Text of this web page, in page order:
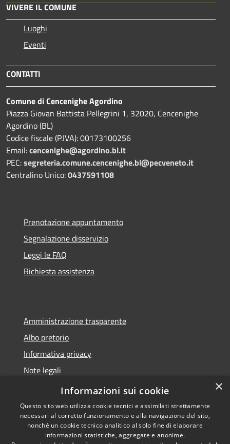
VIVERE IL COMUNE
Luoghi
Eventi
CONTATTI
Comune di Cencenighe Agordino
Piazza Giovan Battista Pellegrini 1, 32020, Cencenighe
Agordino (BL)
Codice fiscale (P.IVA): 00173100256
Email:cencenighe@agordino.bl.it
PEC:segreteria.comune.cencenighe.bl@pecveneto.it
Centralino Unico:0437591108
Prenotazione appuntamento
Segnalazione disservizio
Leggi le FAQ
Richiesta assistenza
Amministrazione trasparente
Albo pretorio
Informativa privacy
Note legali
Dichiarazione di accessibilità
Copyright © 2026 • Comune di
×
Informazioni sui cookie
Questo sito web utilizza cookie tecnici e assimilati strettamente
necessari al corretto funzionamento e alla navigazione del sito,
nonché un cookie tecnico analitico al solo fine di elaborare
informazioni statistiche, aggregate e anonime.